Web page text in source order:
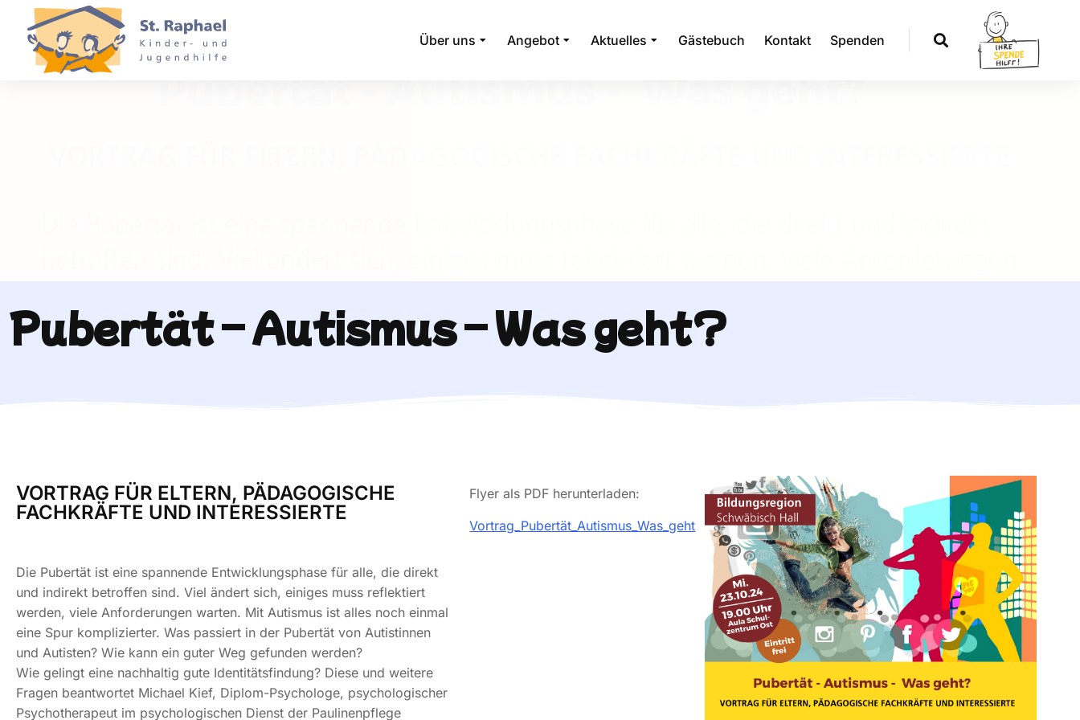
Über uns Angebot Aktuelles Gästebuch Kontakt Spenden
Pubertät – Autismus – Was geht?
VORTRAG FÜR ELTERN, PÄDAGOGISCHE
FACHKRÄFTE UND INTERESSIERTE
Die Pubertät ist eine spannende Entwicklungsphase für alle, die direkt
und indirekt betroffen sind. Viel ändert sich, einiges muss reflektiert
werden, viele Anforderungen warten. Mit Autismus ist alles noch einmal
eine Spur komplizierter. Was passiert in der Pubertät von Autistinnen
und Autisten? Wie kann ein guter Weg gefunden werden?
Wie gelingt eine nachhaltig gute Identitätsfindung? Diese und weitere
Fragen beantwortet Michael Kief, Diplom-Psychologe, psychologischer
Psychotherapeut im psychologischen Dienst der Paulinenpflege
Flyer als PDF herunterladen:
Vortrag_Pubertät_Autismus_Was_geht